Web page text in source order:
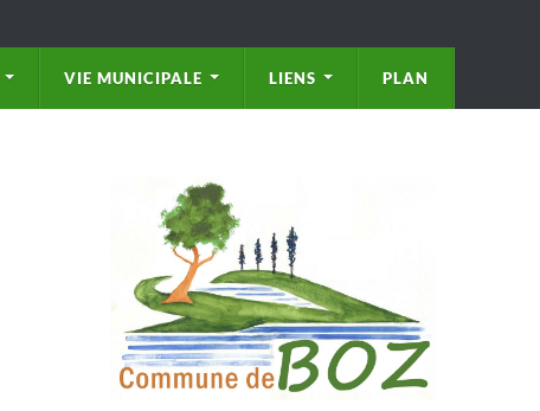
VIE MUNICIPALE LIENS PLAN